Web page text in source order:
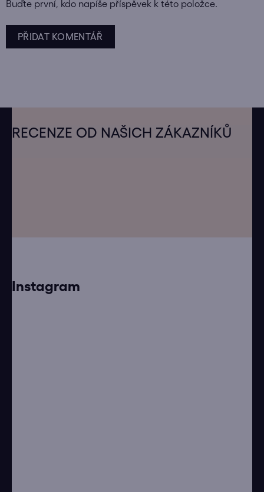
Buďte první, kdo napíše příspěvek k této položce.
PŘIDAT KOMENTÁŘ
RECENZE OD NAŠICH ZÁKAZNÍKŮ
Instagram